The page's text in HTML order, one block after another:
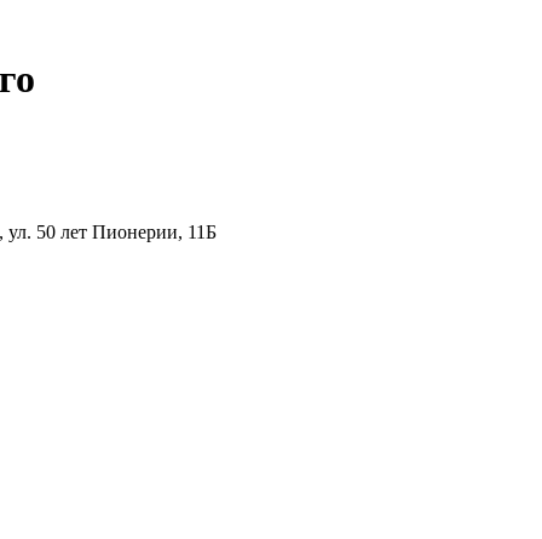
50 лет Пионерии, 11Б